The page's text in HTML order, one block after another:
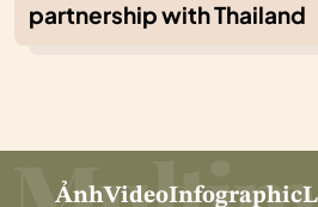
partnership with Thailand
ẢnhVideoInfographic